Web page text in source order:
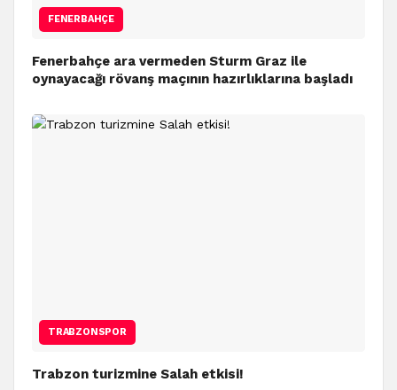
FENERBAHÇE
Fenerbahçe ara vermeden Sturm Graz ile
oynayacağı rövanş maçının hazırlıklarına başladı
TRABZONSPOR
Trabzon turizmine Salah etkisi!